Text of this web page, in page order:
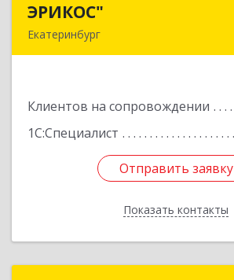
ЭРИКОС"
Екатеринбург
Клиентов на сопровождении
1С:Специалист
Отправить заявку
Показать контакты
Отправить заявку
Назад